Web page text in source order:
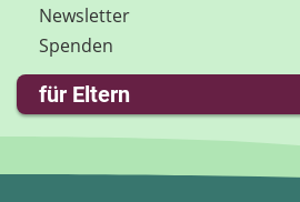
Newsletter
Spenden
für Eltern
Familie & Medien
Spieletipps & Lernsoftware